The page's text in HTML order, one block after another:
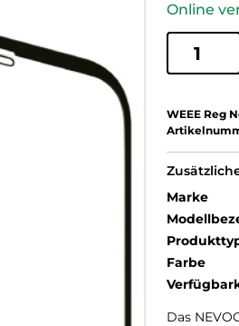
Online
WEEE Reg
Marke
Farbe
Das